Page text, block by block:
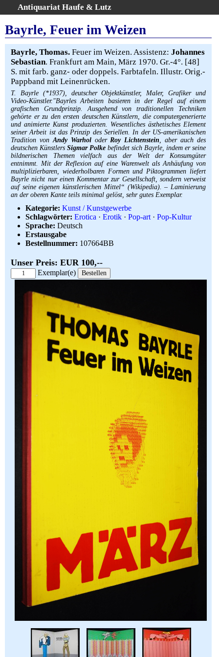
Antiquariat Haufe & Lutz
Home
Gesamtbestand
Erweiterte Suche
Kategorien
Schlagwörter
Warenkorb
AGB
Widerruf
Über uns
Aktuelle Kataloge
Kontakt
Ankauf
Links
Impressum
Bayrle, Feuer im Weizen
Bayrle, Thomas. Feuer im Weizen. Assistenz: Johannes
Sebastian. Frankfurt am Main, März 1970. Gr.-4°. [48]
S. mit farb. ganz- oder doppels. Farbtafeln. Illustr. Orig.-
Pappband mit Leinenrücken.
T. Bayrle (*1937), deutscher Objektkünstler, Maler, Grafiker und
Video-Künstler.″Bayrles Arbeiten basieren in der Regel auf einem
grafischen Grundprinzip. Ausgehend von traditionellen Techniken
gehörte er zu den ersten deutschen Künstlern, die computergenerierte
und animierte Kunst produzierten. Wesentliches ästhetisches Element
seiner Arbeit ist das Prinzip des Seriellen. In der US-amerikanischen
Tradition vonAndy WarholoderRoy Lichtenstein, aber auch des
deutschen Künstlers Sigmar Polke befindet sich Bayrle, indem er seine
bildnerischen Themen vielfach aus der Welt der Konsumgüter
entnimmt. Mit der Reflexion auf eine Warenwelt als Anhäufung von
multiplizierbaren, wiederholbaren Formen und Piktogrammen liefert
Bayrle nicht nur einen Kommentar zur Gesellschaft, sondern verweist
auf seine eigenen künstlerischen Mittel“ (Wikipedia). – Laminierung
an der oberen Kante teils minimal gelöst, sehr gutes Exemplar.
Kategorie: Kunst / Kunstgewerbe
Schlagwörter: Erotica · Erotik · Pop-art · Pop-Kultur
Sprache: Deutsch
Erstausgabe
Bestellnummer: 107664BB
Unser Preis: EUR 100,--
Exemplar(e)